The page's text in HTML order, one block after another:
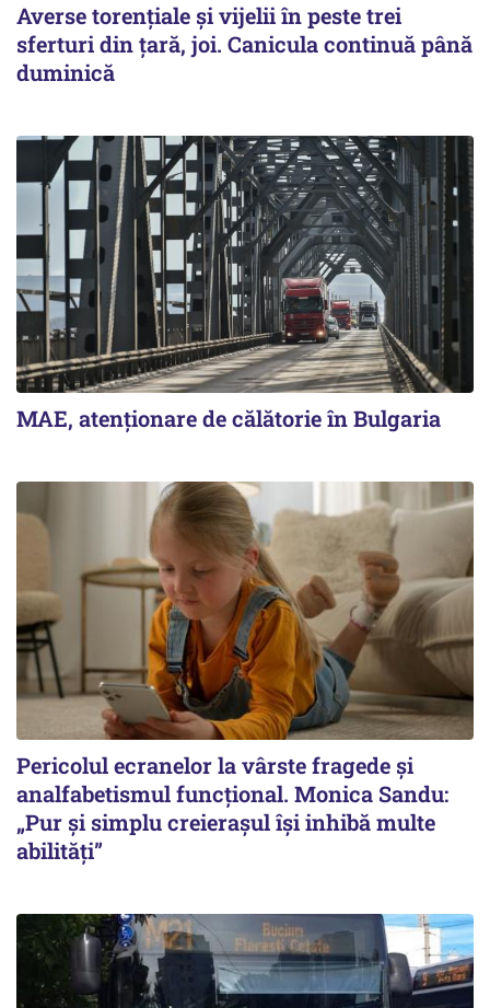
Averse torențiale și vijelii în peste trei
sferturi din țară, joi. Canicula continuă până
duminică
MAE, atenționare de călătorie în Bulgaria
Pericolul ecranelor la vârste fragede și
analfabetismul funcțional. Monica Sandu:
„Pur și simplu creierașul își inhibă multe
abilități”